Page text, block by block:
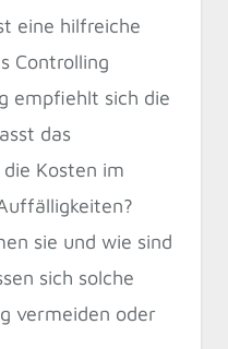
eine hilfreiche
Controlling
empfiehlt sich die
das
Kosten im
sie und wie sind
sich solche
vermeiden oder